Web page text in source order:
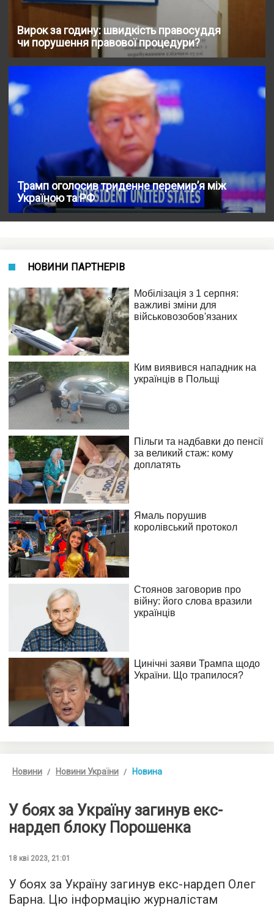
Вирок за годину: швидкість правосуддя
чи порушення правової процедури?
Трамп оголосив триденне перемир’я між
Україною та РФ
НОВИНИ ПАРТНЕРІВ
Новини Новини України Новина
У боях за Україну загинув екс-
нардеп блоку Порошенка
18 кві 2023, 21:01
У боях за Україну загинув екс-нардеп Олег
Барна. Цю інформацію журналістам